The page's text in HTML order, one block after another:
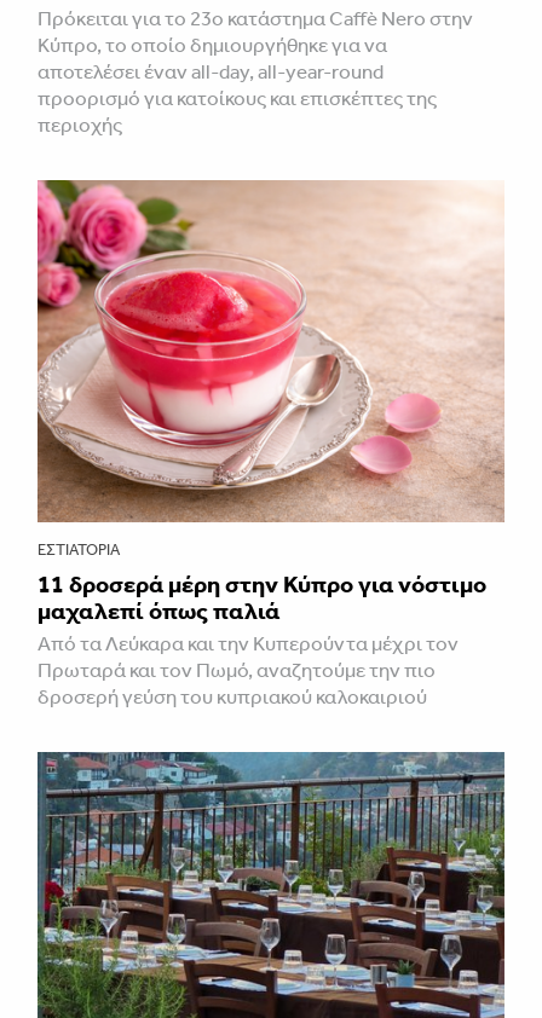
Πρόκειται για το 23ο κατάστημα Caffè Nero στην
Κύπρο, το οποίο δημιουργήθηκε για να
αποτελέσει έναν all-day, all-year-round
προορισμό για κατοίκους και επισκέπτες της
περιοχής
ΕΣΤΙΑΤΌΡΙΑ
11 δροσερά μέρη στην Κύπρο για νόστιμο
μαχαλεπί όπως παλιά
Από τα Λεύκαρα και την Κυπερούντα μέχρι τον
Πρωταρά και τον Πωμό, αναζητούμε την πιο
δροσερή γεύση του κυπριακού καλοκαιριού